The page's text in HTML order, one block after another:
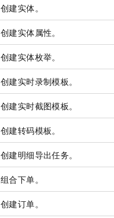
创建实体。
创建实体属性。
创建实体枚举。
创建实时录制模板。
创建实时截图模板。
创建转码模板。
创建明细导出任务。
组合下单。
创建订单。